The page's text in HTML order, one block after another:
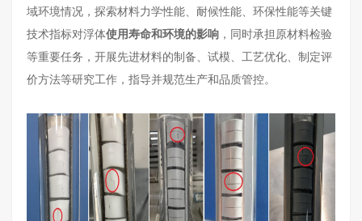
域环境情况，探索材料力学性能、耐候性能、环保性能等关键
技术指标对浮体使用寿命和环境的影响 ，同时承担原材料检验
等重要任务，开展先进材料的制备、试模、工艺优化、制定评
价方法等研究工作，指导并规范生产和品质管控。